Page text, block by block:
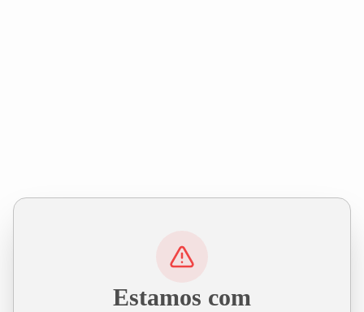
Estamos com